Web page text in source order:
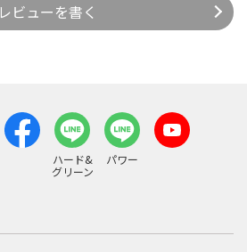
レビューを書く
ハード&
グリーン
パワー